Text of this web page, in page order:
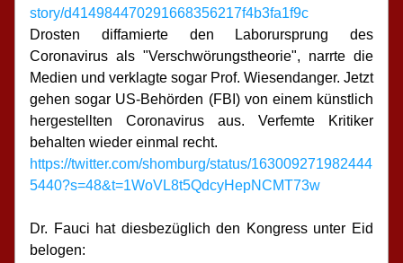
story/d414984470291668356217f4b3fa1f9c
Drosten diffamierte den Laborursprung des
Coronavirus als "Verschwörungstheorie", narrte die
Medien und verklagte sogar Prof. Wiesendanger. Jetzt
gehen sogar US-Behörden (FBI) von einem künstlich
hergestellten Coronavirus aus. Verfemte Kritiker
behalten wieder einmal recht.
https://twitter.com/shomburg/status/163009271982444
5440?s=48&t=1WoVL8t5QdcyHepNCMT73w
Dr. Fauci hat diesbezüglich den Kongress unter Eid
belogen: